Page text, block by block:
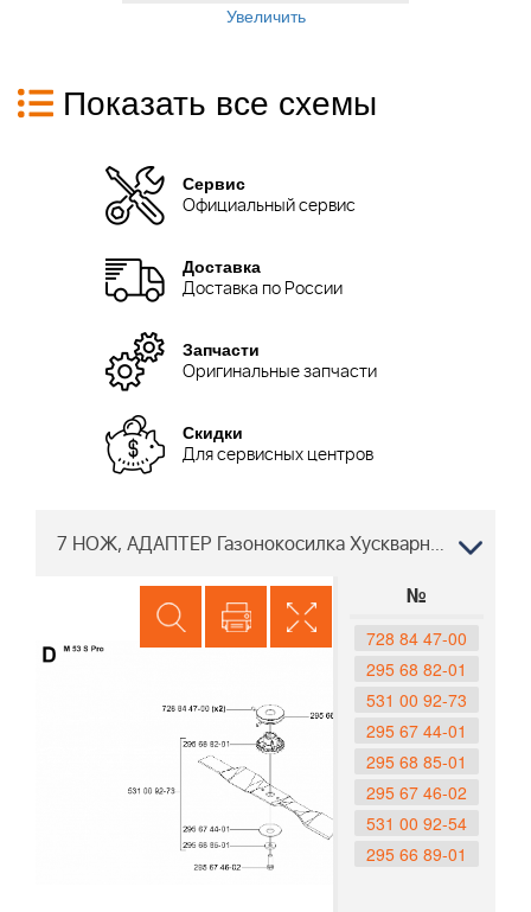
Увеличить
Показать все схемы
Сервис
Официальный сервис
Доставка
Доставка по России
Запчасти
Оригинальные запчасти
Скидки
Для сервисных центров
7 НОЖ, АДАПТЕР Газонокосилка Хускварна M53 S PRO, 953534801, 2004-06
№
728 84 47-00
295 68 82-01
531 00 92-73
295 67 44-01
295 68 85-01
295 67 46-02
531 00 92-54
295 66 89-01